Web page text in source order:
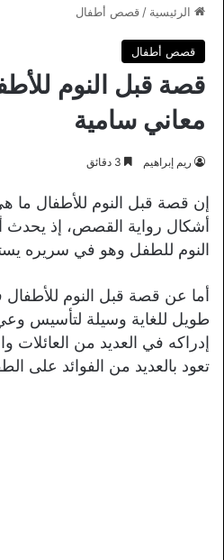
الرئيسية / قصص أطفال
قصص أطفال
قصة قبل النوم
معاني سامية
ريم إبراهيم
إن قصة قبل النوم للأطفال ما
أشكال رواية القصص، إذ يحدث
النوم للطفل وهو في سريره
أما عن قصة قبل النوم
طويل للغاية وسيلة لتأسيس
إدراكه في العديد من العائلات
تعود بالعديد من الفوائد على